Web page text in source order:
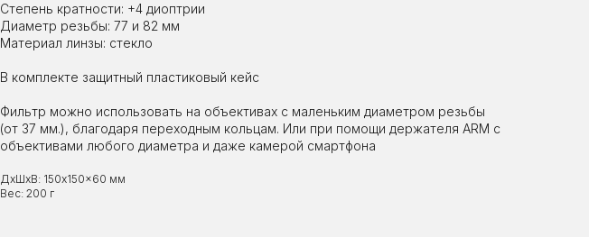
Степень кратности: +4 диоптрии
Диаметр резьбы: 77 и 82 мм
Материал линзы: стекло
В комплекте защитный пластиковый кейс
Фильтр можно использовать на объективах с маленьким диаметром резьбы
(от 37 мм.), благодаря переходным кольцам. Или при помощи держателя ARM с
объективами любого диаметра и даже камерой смартфона
ДxШxВ: 150x150x60 мм
Вес: 200 г